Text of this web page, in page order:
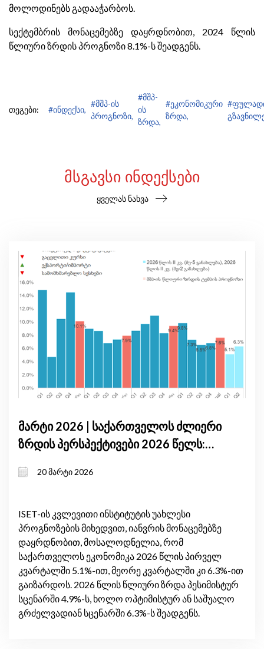
მოლოდინებს გადააჭარბოს.
სექტემბრის მონაცემებზე დაყრდნობით, 2024 წლის
წლიური ზრდის პროგნოზი 8.1%-ს შეადგენს.
თეგები: #ინდექსი,
#მშპ-ის
პროგნოზი,
#მშპ-
ის
ზრდა,
#ეკონომიკური
ზრდა,
ᲛᲡᲒᲐᲕᲡᲘ ᲘᲜᲓᲔᲥᲡᲔᲑᲘ
ყველას ნახვა
მარტი 2026 | საქართველოს ძლიერი
ზრდის პერსპექტივები 2026 წელს:
გაუმჯობესებული სავაჭრო ბალანსი
20 მარტი 2026
ISET-ის კვლევითი ინსტიტუტის უახლესი
პროგნოზების მიხედვით, იანვრის მონაცემებზე
დაყრდნობით, მოსალოდნელია, რომ
საქართველოს ეკონომიკა 2026 წლის პირველ
კვარტალში 5.1%-ით, მეორე კვარტალში კი 6.3%-ით
გაიზარდოს. 2026 წლის წლიური ზრდა პესიმისტურ
სცენარში 4.9%-ს, ხოლო ოპტიმისტურ ან საშუალო
გრძელვადიან სცენარში 6.3%-ს შეადგენს.